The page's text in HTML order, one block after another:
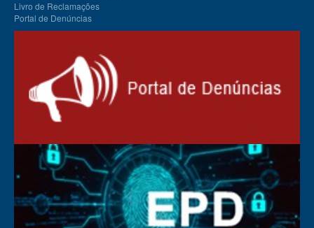
Livro de Reclamações
Portal de Denúncias